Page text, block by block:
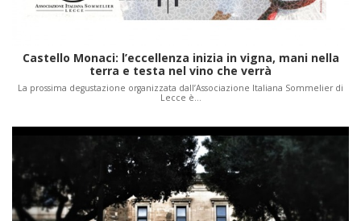
Castello Monaci: l’eccellenza inizia in vigna, mani nella
terra e testa nel vino che verrà
La prossima degustazione organizzata dall’Associazione Italiana Sommelier di
Lecce è…